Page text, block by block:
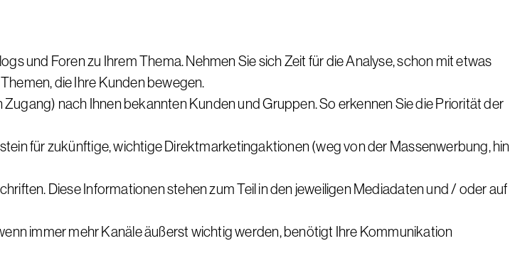
und Foren zu Ihrem Thema. Nehmen Sie sich Zeit für die Analyse, schon mit etwas
die Ihre Kunden bewegen.
nach Ihnen bekannten Kunden und Gruppen. So erkennen Sie die Priorität der
für zukünftige, wichtige Direktmarketingaktionen (weg von der Massenwerbung, hin
Diese Informationen stehen zum Teil in den jeweiligen Mediadaten und / oder auf
immer mehr Kanäle äußerst wichtig werden, benötigt Ihre Kommunikation